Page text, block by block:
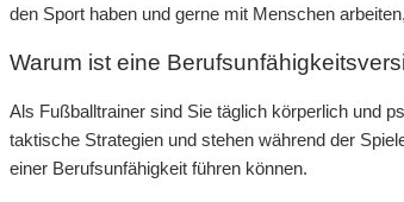
den Sport haben und gerne mit Menschen
Warum ist eine
Als Fußballtrainer sind Sie täglich körperlich und
taktische Strategien und stehen während der
einer Berufsunfähigkeit führen können.